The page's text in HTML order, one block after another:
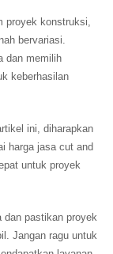
proyek konstruksi,
bervariasi.
dan memilih
keberhasilan
ini, diharapkan
harga jasa cut and
untuk proyek
dan pastikan proyek
Jangan ragu untuk